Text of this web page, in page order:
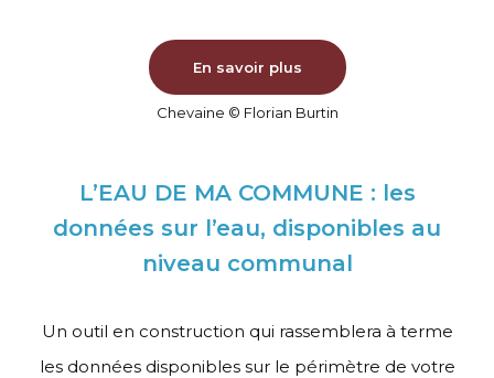
En savoir plus
Chevaine © Florian Burtin
L’EAU DE MA COMMUNE : les
données sur l’eau, disponibles au
niveau communal
Un outil en construction qui rassemblera à terme
les données disponibles sur le périmètre de votre